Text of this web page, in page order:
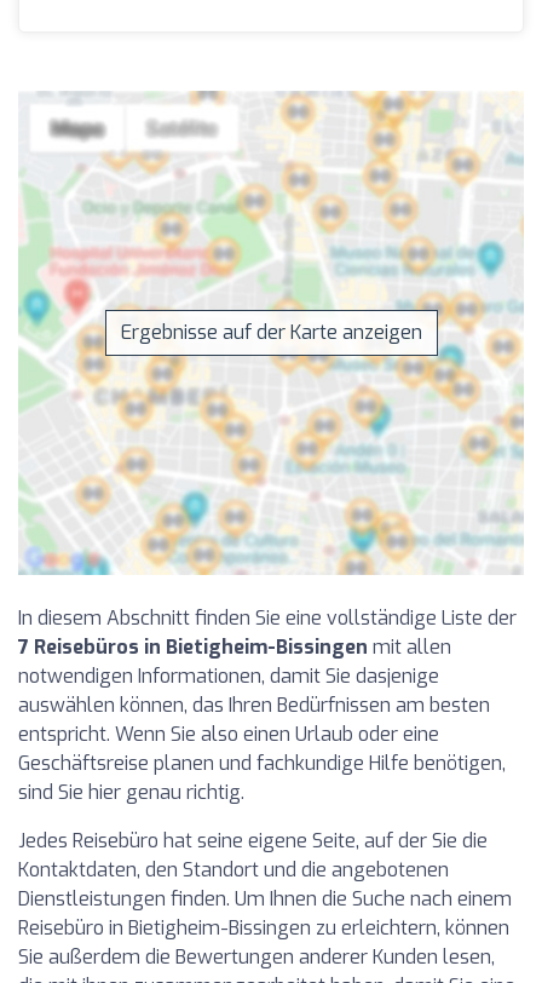
Ergebnisse auf der Karte anzeigen
In diesem Abschnitt finden Sie eine vollständige Liste der
7 Reisebüros in Bietigheim-Bissingen mit allen
notwendigen Informationen, damit Sie dasjenige
auswählen können, das Ihren Bedürfnissen am besten
entspricht. Wenn Sie also einen Urlaub oder eine
Geschäftsreise planen und fachkundige Hilfe benötigen,
sind Sie hier genau richtig.
Jedes Reisebüro hat seine eigene Seite, auf der Sie die
Kontaktdaten, den Standort und die angebotenen
Dienstleistungen finden. Um Ihnen die Suche nach einem
Reisebüro in Bietigheim-Bissingen zu erleichtern, können
Sie außerdem die Bewertungen anderer Kunden lesen,